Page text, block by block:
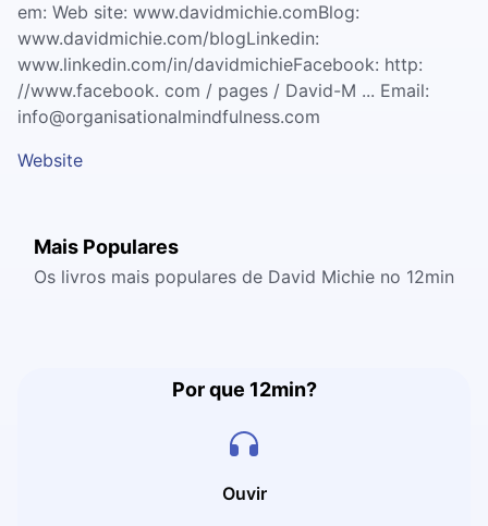
em: Web site: www.davidmichie.comBlog:
www.davidmichie.com/blogLinkedin:
www.linkedin.com/in/davidmichieFacebook: http:
//www.facebook. com / pages / David-M ... Email:
info@organisationalmindfulness.com
Website
Mais Populares
Os livros mais populares de David Michie no 12min
Por que 12min?
Ouvir